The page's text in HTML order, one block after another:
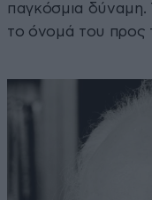
παγκόσμια δύναμη.
το όνομά του προς